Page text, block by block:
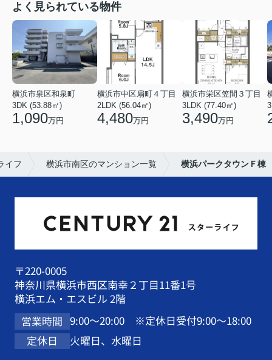
よく見られている物件
横浜市泉区和泉町
3DK (53.88㎡)
1,090万円
横浜市中区扇町４丁目
2LDK (56.04㎡)
4,480万円
横浜市栄区笠間３丁目
3LDK (77.40㎡)
3,490万円
イフ 横浜市南区のマンション一覧 横浜パークタウンＦ棟
〒220-0005
神奈川県横浜市西区南幸２丁目11番1号
横浜エム・エスビル 2階
営業時間 9:00～20:00 ※定休日受付9:00～18:00
定休日
火曜日、水曜日